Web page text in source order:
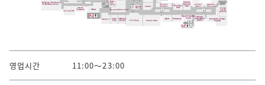
영업시간 11:00～23:00